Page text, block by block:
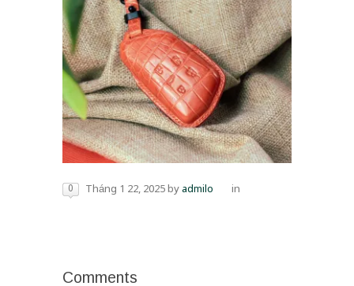
0 Tháng 1 22, 2025byadmilo in
Comments